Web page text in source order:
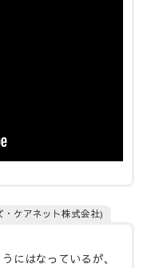
・ケアネット株式会社)
にはなっているが、